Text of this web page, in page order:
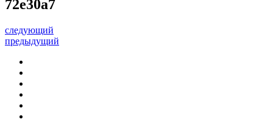
72e30a7
следующий
предыдущий